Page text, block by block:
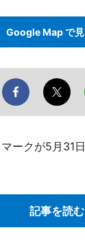
Google Map で
ークが5月31
記事を読む